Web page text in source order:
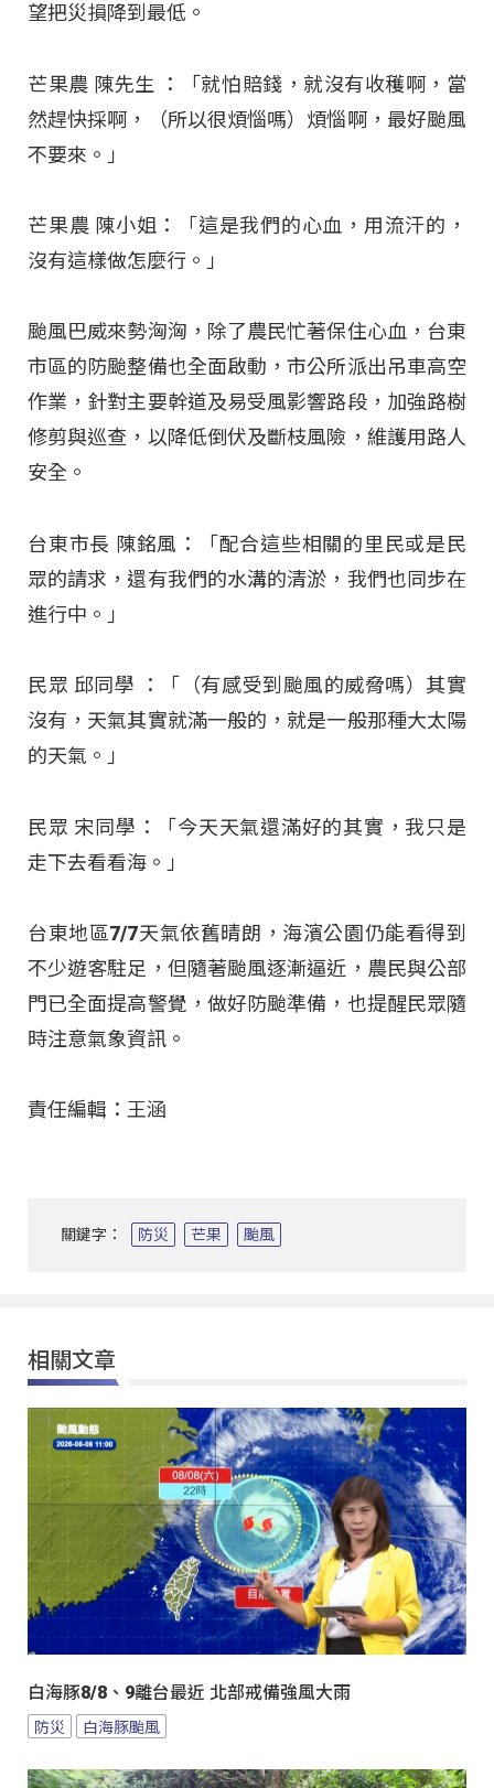
望把災損降到最低。
芒果農 陳先生 ：「就怕賠錢，就沒有收穫啊，當
然趕快採啊，（所以很煩惱嗎）煩惱啊，最好颱風
不要來。」
芒果農 陳小姐：「這是我們的心血，用流汗的，
沒有這樣做怎麼行。」
颱風巴威來勢洶洶，除了農民忙著保住心血，台東
市區的防颱整備也全面啟動，市公所派出吊車高空
作業，針對主要幹道及易受風影響路段，加強路樹
修剪與巡查，以降低倒伏及斷枝風險，維護用路人
安全。
台東市長 陳銘風：「配合這些相關的里民或是民
眾的請求，還有我們的水溝的清淤，我們也同步在
進行中。」
民眾 邱同學 ：「（有感受到颱風的威脅嗎）其實
沒有，天氣其實就滿一般的，就是一般那種大太陽
的天氣。」
民眾 宋同學：「今天天氣還滿好的其實，我只是
走下去看看海。」
台東地區7/7天氣依舊晴朗，海濱公園仍能看得到
不少遊客駐足，但隨著颱風逐漸逼近，農民與公部
門已全面提高警覺，做好防颱準備，也提醒民眾隨
時注意氣象資訊。
責任編輯：王涵
關鍵字： 防災 芒果 颱風
相關文章
白海豚8/8、9離台最近 北部戒備強風大雨
防災 白海豚颱風